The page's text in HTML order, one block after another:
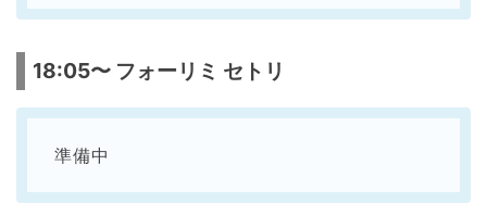
18:05〜 フォーリミ セトリ
準備中